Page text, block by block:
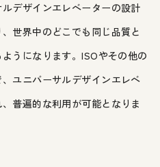
デザインエレベーターの設計
世界中のどこでも同じ品質と
うになります。ISOやその他の
ユニバーサルデザインエレベ
普遍的な利用が可能となりま